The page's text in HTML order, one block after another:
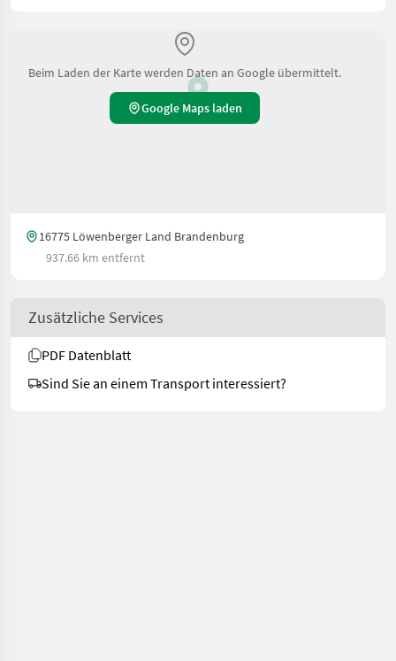
Beim Laden der Karte werden Daten an Google übermittelt.
Google Maps laden
16775 Löwenberger Land Brandenburg
937.66 km entfernt
Zusätzliche Services
PDF Datenblatt
Sind Sie an einem Transport interessiert?